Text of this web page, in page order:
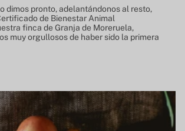
dimos pronto, adelantándonos al resto,
de Bienestar Animal
finca de Granja de Moreruela,
muy orgullosos de haber sido la primera